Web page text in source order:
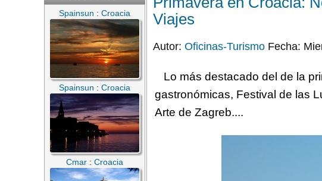
Spainsun : Croacia
Spainsun : Croacia
Cmar : Croacia
Viajes
Autor: Oficinas-Turismo Fecha:
Lo más destacado del de la
gastronómicas, Festival de las
Arte de Zagreb....